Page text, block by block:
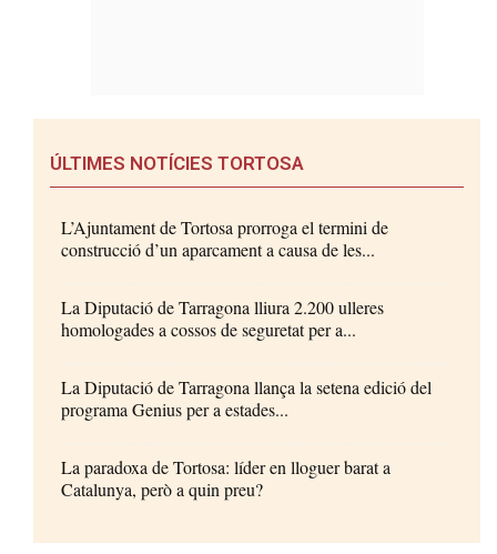
ÚLTIMES NOTÍCIES TORTOSA
L’Ajuntament de Tortosa prorroga el termini de
construcció d’un aparcament a causa de les...
La Diputació de Tarragona lliura 2.200 ulleres
homologades a cossos de seguretat per a...
La Diputació de Tarragona llança la setena edició del
programa Genius per a estades...
La paradoxa de Tortosa: líder en lloguer barat a
Catalunya, però a quin preu?